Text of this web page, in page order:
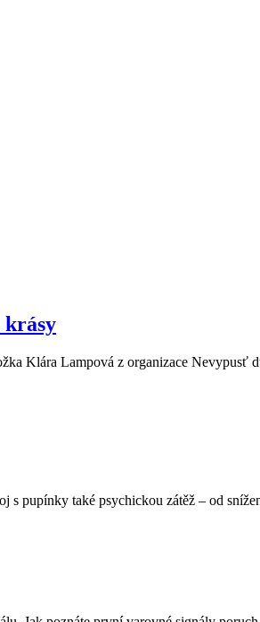
krásy
Klára Lampová z organizace
pupínky také psychickou zátěž – od